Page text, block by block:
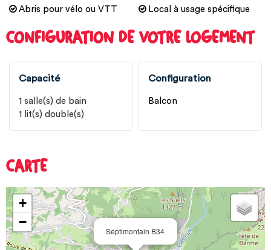
Abris pour vélo ou VTT
Local à usage spécifique
CONFIGURATION DE VOTRE LOGEMENT
Capacité
1 salle(s) de bain
1
lit(s) double(s)
Configuration
Balcon
CARTE
Septimontain B34
+
−